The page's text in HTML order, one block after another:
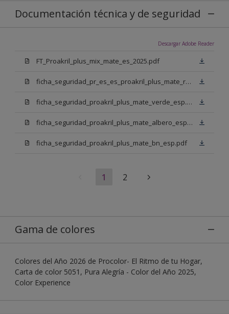
Documentación técnica y de seguridad
Descargar Adobe Reader
FT_Proakril_plus_mix_mate_es_2025.pdf
ficha_seguridad_pr_es_es_proakril_plus_mate_rojo_ingles.pdf
ficha_seguridad_proakril_plus_mate_verde_esp.pdf
ficha_seguridad_proakril_plus_mate_albero_esp.pdf
ficha_seguridad_proakril_plus_mate_bn_esp.pdf
1 2
Gama de colores
Colores del Año 2026 de Procolor- El Ritmo de tu Hogar,
Carta de color 5051, Pura Alegría - Color del Año 2025,
Color Experience